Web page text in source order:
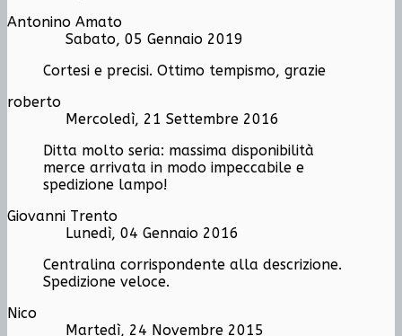
Antonino Amato
Sabato, 05 Gennaio 2019
Cortesi e precisi. Ottimo tempismo, grazie
roberto
Mercoledì, 21 Settembre 2016
Ditta molto seria: massima disponibilità
merce arrivata in modo impeccabile e
spedizione lampo!
Giovanni Trento
Lunedì, 04 Gennaio 2016
Centralina corrispondente alla descrizione.
Spedizione veloce.
Nico
Martedì, 24 Novembre 2015